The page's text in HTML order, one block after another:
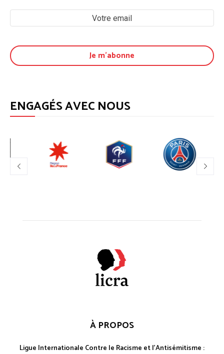
ENGAGÉS AVEC NOUS
À PROPOS
Ligue Internationale Contre le Racisme et l'Antisémitisme :